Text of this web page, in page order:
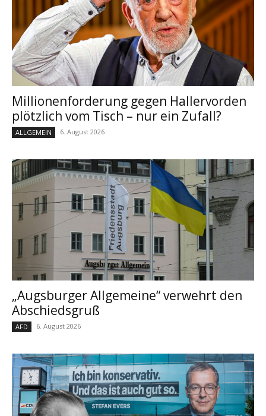
Millionenforderung gegen Hallervorden
plötzlich vom Tisch – nur ein Zufall?
ALLGEMEIN 6. August 2026
„Augsburger Allgemeine“ verwehrt den
Abschiedsgruß
AFD 6. August 2026